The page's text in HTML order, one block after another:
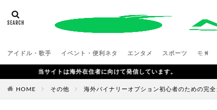
アイドル・歌手 イベント・便利ネタ エンタメ スポーツ モデ
当サイトは海外在住者に向けて発信しています。
HOME その他 海外バイナリーオプション初心者のための完